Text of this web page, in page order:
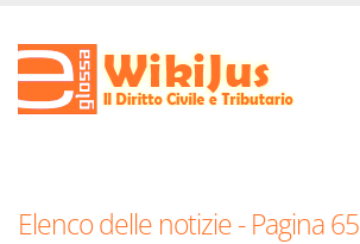
Elenco delle notizie - Pagina 65